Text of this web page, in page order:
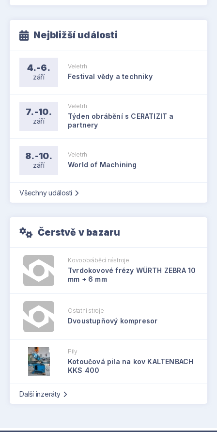
Nejbližší události
4.-6.
září
Veletrh
Festival vědy a techniky
7.-10.
září
Veletrh
Týden obrábění s CERATIZIT a
partnery
8.-10.
září
Veletrh
World of Machining
Všechny události
Čerstvě v bazaru
Kovoobráběcí nástroje
Tvrdokovové frézy WÜRTH ZEBRA 10
mm + 6 mm
Ostatní stroje
Dvoustupňový kompresor
Pily
Kotoučová pila na kov KALTENBACH
KKS 400
Další inzeráty